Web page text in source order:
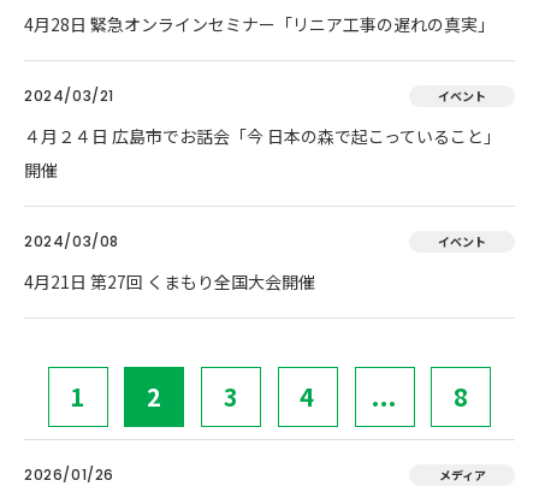
4月28日 緊急オンラインセミナー「リニア工事の遅れの真実」
2024/03/21 イベント
４月２４日 広島市でお話会「今 日本の森で起こっていること」
開催
2024/03/08 イベント
4月21日 第27回 くまもり全国大会開催
1 2 3 4 ... 8
2026/01/26 メディア